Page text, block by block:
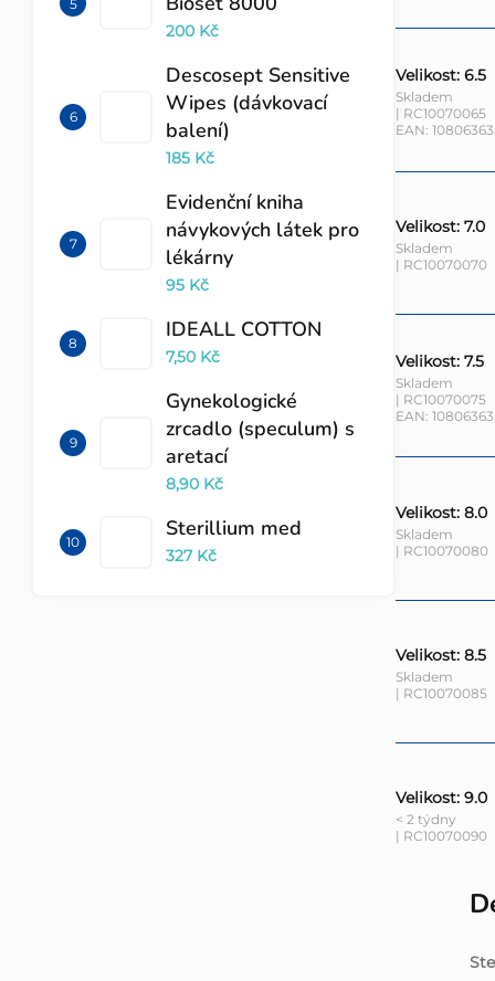
200 Kč
Descosept Sensitive
Wipes (dávkovací
balení)
185 Kč
Evidenční kniha
návykových látek pro
lékárny
95 Kč
IDEALL COTTON
7,50 Kč
Gynekologické
zrcadlo (speculum) s
aretací
8,90 Kč
Sterillium med
327 Kč
Velikost: 6.5
Skladem
| RC10070065
EAN:
Velikost: 7.0
Skladem
| RC10070070
Velikost: 7.5
Skladem
| RC10070075
EAN:
Velikost: 8.0
Skladem
| RC10070080
Velikost: 8.5
Skladem
| RC10070085
Velikost: 9.0
< 2 týdny
| RC10070090